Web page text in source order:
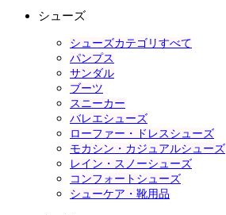
シューズ
シューズカテゴリすべて
パンプス
サンダル
ブーツ
スニーカー
バレエシューズ
ローファー・ドレスシューズ
モカシン・カジュアルシューズ
レイン・スノーシューズ
コンフォートシューズ
シューケア・靴用品